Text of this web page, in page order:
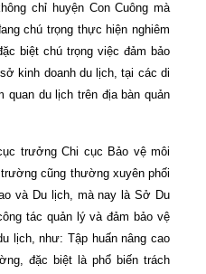
chỉ huyện Con Cuông mà
chú trọng thực hiện nghiêm
biệt chú trọng việc đảm bảo
kinh doanh du lịch, tại các di
du lịch trên địa bàn quản
trưởng Chi cục Bảo vệ môi
cũng thường xuyên phối
và Du lịch, mà nay là Sở Du
tác quản lý và đảm bảo vệ
lịch, như: Tập huấn nâng cao
đặc biệt là phổ biến trách